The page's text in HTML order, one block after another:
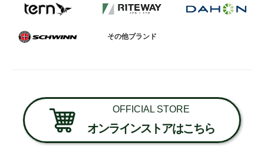
その他ブランド
OFFICIAL STORE
オンラインストアはこちら